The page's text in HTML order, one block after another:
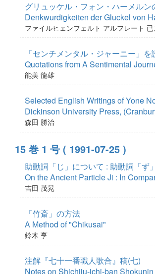
グリュッケル・フォン・ハーメルン
Denkwurdigkeiten der Gluckel von
ファイルヒェンフェルト アルフレート
「センチメンタル・ジャーニー」
Quotations from A Sentimental
能美 龍雄
Selected English Writings of Yone
Dickinson University Press,
森田 勝治
15 巻 1 号 ( 1991-07-25 )
助動詞「じ」について : 助動詞「ず
On the Ancient Particle Ji : In
吉田 茂晃
「竹斎」の方法
A Method of "Chikusai"
鈴木 亨
注解『七十一番職人歌合』稿(七)
Notes on Shichiju-ichi-ban